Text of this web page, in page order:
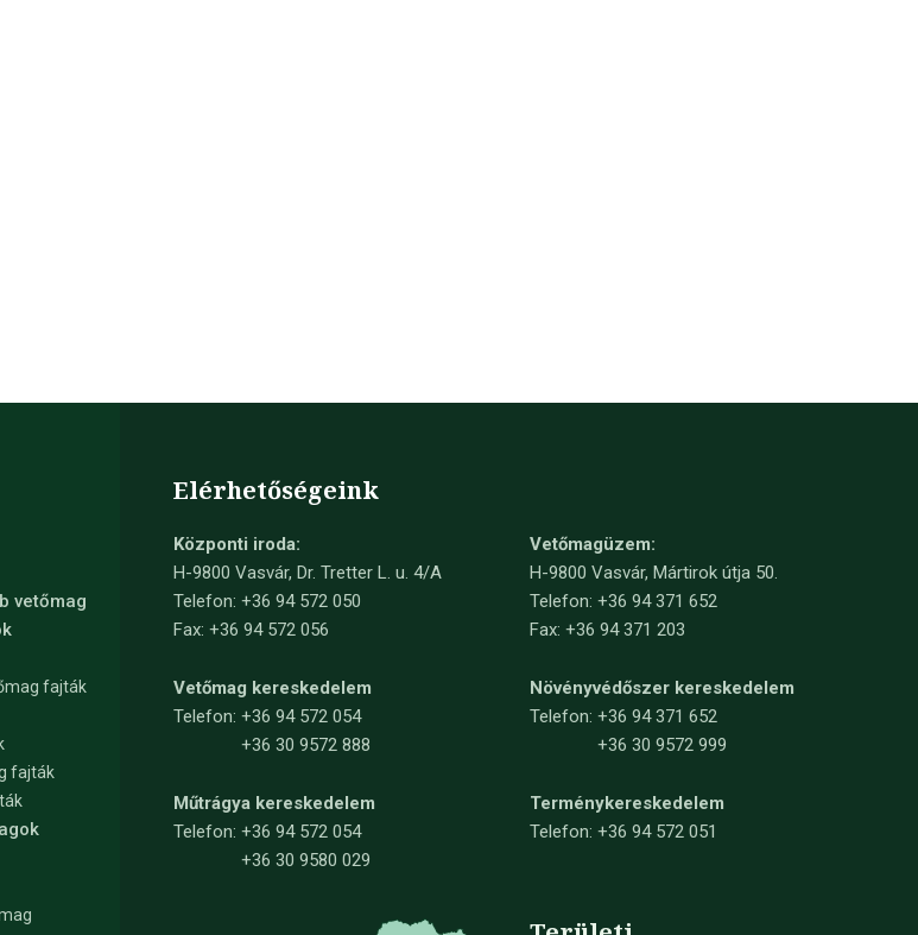
vetőmag
fajták
fajták
Elérhetőségeink
Központi iroda:
H-9800 Vasvár, Dr. Tretter L. u. 4/A
Telefon: +36 94 572 050
Fax: +36 94 572 056
Vetőmagüzem:
H-9800 Vasvár, Mártirok útja 50.
Telefon: +36 94 371 652
Fax: +36 94 371 203
Vetőmag kereskedelem
Telefon: +36 94 572 054
+36 30 9572 888
Növényvédőszer kereskedelem
Telefon: +36 94 371 652
+36 30 9572 999
Műtrágya kereskedelem
Telefon: +36 94 572 054
+36 30 9580 029
Terménykereskedelem
Telefon: +36 94 572 051